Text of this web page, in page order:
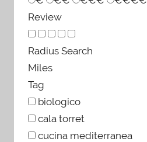
Review
Radius Search
Miles
Tag
biologico
cala torret
cucina mediterranea